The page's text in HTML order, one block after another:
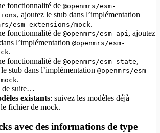
fonctionnalité de @openmrs/esm-
, ajoutez le stub dans l’implémentation
esm-extensions/mock.
fonctionnalité de @openmrs/esm-api , ajoutez
l’implémentation @openmrs/esm-
.
fonctionnalité de @openmrs/esm-state,
stub dans l’implémentation @openmrs/esm-
.
de suite…
existants: suivez les modèles déjà
fichier de mock.
avec des informations de type